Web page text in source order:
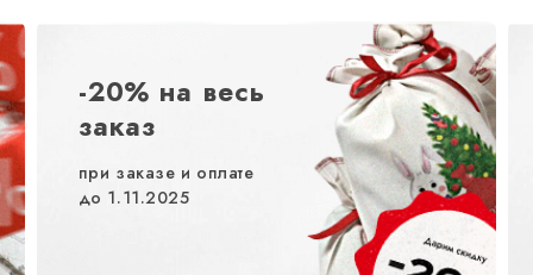
-20% на весь
заказ
при заказе и оплате
до 1.11.2025